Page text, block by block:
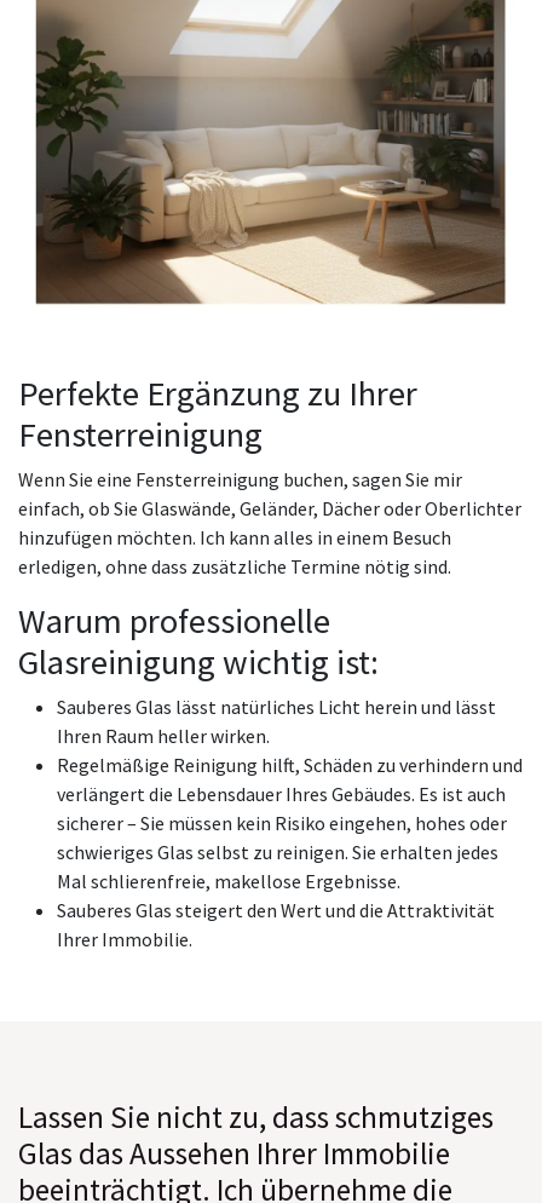
Perfekte Ergänzung zu Ihrer
Fensterreinigung
Wenn Sie eine Fensterreinigung buchen, sagen Sie mir
einfach, ob Sie Glaswände, Geländer, Dächer oder Oberlichter
hinzufügen möchten. Ich kann alles in einem Besuch
erledigen, ohne dass zusätzliche Termine nötig sind.
Warum professionelle
Glasreinigung wichtig ist:
Sauberes Glas lässt natürliches Licht herein und lässt
Ihren Raum heller wirken.
Regelmäßige Reinigung hilft, Schäden zu verhindern und
verlängert die Lebensdauer Ihres Gebäudes. Es ist auch
sicherer – Sie müssen kein Risiko eingehen, hohes oder
schwieriges Glas selbst zu reinigen. Sie erhalten jedes
Mal schlierenfreie, makellose Ergebnisse.
Sauberes Glas steigert den Wert und die Attraktivität
Ihrer Immobilie.
Lassen Sie nicht zu, dass schmutziges
Glas das Aussehen Ihrer Immobilie
beeinträchtigt. Ich übernehme die